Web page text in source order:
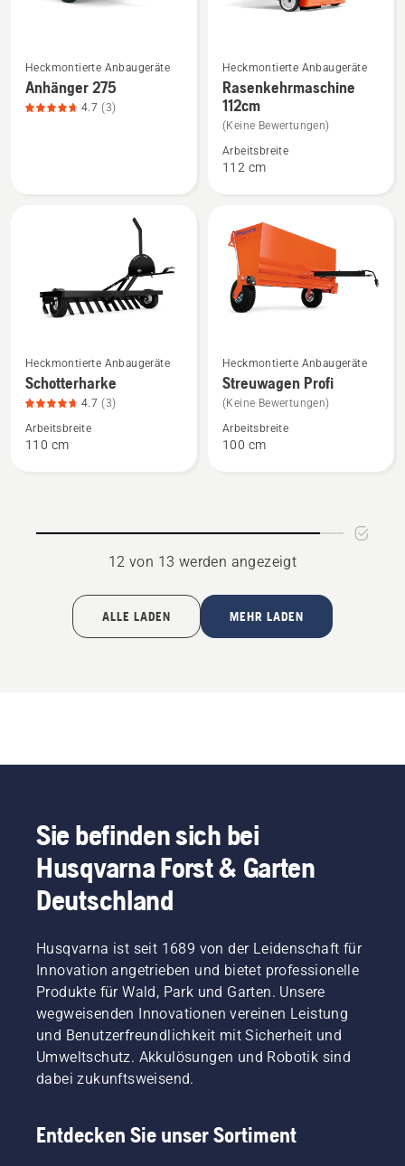
Mehr
Details
zu
Heckmontierte Anbaugeräte
Anhänger 275
4.7 (3)
Mehr
Details
zu
Rasenkehrmaschine
112cm
anzeigen
Heckmontierte Anbaugeräte
Rasenkehrmaschine
112cm
(Keine Bewertungen)
Arbeitsbreite
112 cm
Details
zu
Schotterharke
anzeigen,
Heckmontierte Anbaugeräte
Schotterharke
4.7 (3)
Arbeitsbreite
110 cm
Details
zu
Streuwagen
Profi
Heckmontierte Anbaugeräte
Streuwagen Profi
(Keine Bewertungen)
Arbeitsbreite
100 cm
12 von 13 werden angezeigt
ALLE LADEN MEHR LADEN
Sie befinden sich bei
Husqvarna Forst & Garten
Deutschland
Husqvarna ist seit 1689 von der Leidenschaft für
Innovation angetrieben und bietet professionelle
Produkte für Wald, Park und Garten. Unsere
wegweisenden Innovationen vereinen Leistung
und Benutzerfreundlichkeit mit Sicherheit und
Umweltschutz. Akkulösungen und Robotik sind
dabei zukunftsweisend.
Entdecken Sie unser Sortiment